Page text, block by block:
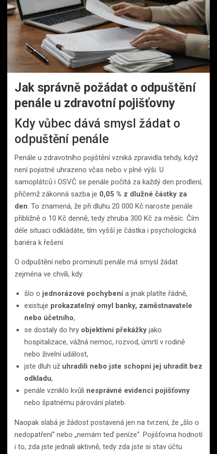
Jak správně požádat o odpuštění
penále u zdravotní pojišťovny
Kdy vůbec dává smysl žádat o
odpuštění penále
Penále u zdravotního pojištění vzniká zpravidla tehdy, když
není pojistné uhrazeno včas nebo v plné výši. U
samoplátců i OSVČ se penále počítá za každý den prodlení,
přičemž zákonná sazba je 0,05 % z dlužné částky za
den. To znamená, že při dluhu 20 000 Kč naroste penále
přibližně o 10 Kč denně, tedy zhruba 300 Kč za měsíc. Čím
déle situaci odkládáte, tím vyšší je částka i psychologická
bariéra k řešení.
O odpuštění nebo prominutí penále má smysl žádat
zejména ve chvíli, kdy:
šlo o jednorázové pochybenía jinak platíte řádně,
existuje prokazatelný omyl banky, zaměstnavatele
nebo účetního,
se dostaly do hry objektivní překážky jako
hospitalizace, vážná nemoc, rozvod, úmrtí v rodině
nebo živelní událost,
jste dluh už uhradili nebo jste schopni jej uhradit bez
odkladu,
penále vzniklo kvůli nesprávné evidenci pojišťovny
nebo špatnému párování plateb.
Naopak slabá je žádost postavená jen na tvrzení, že „šlo o
nedopatření“ nebo „nemám teď peníze“. Pojišťovna hodnotí
i to, zda jste jednali aktivně, tedy zda jste si stav účtu